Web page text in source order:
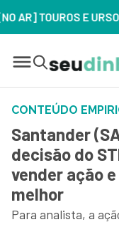
E URSOS:FIM
CONTEÚDO
Santander
decisão do
vender ação
melhor
Para analista, a